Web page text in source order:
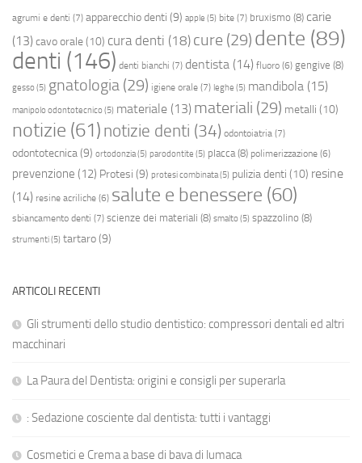
agrumi e denti (7) apparecchio denti (9) apple (5) bite (7) bruxismo (8) carie
(13) cavo orale(10) cura denti (18) cure (29) dente (89)
denti (146) denti bianchi (7) dentista (14) fluoro (6) gengive (8)
gesso(5) gnatologia (29) igiene orale (7) leghe (5) mandibola (15)
manipolo odontotecnico(5) materiale (13) materiali (29) metalli (10)
notizie (61) notizie denti (34) odontoiatria (7)
odontotecnica (9) ortodonzia(5) parodontite (5) placca(8) polimerizzazione (6)
prevenzione (12) Protesi (9) protesi combinata(5) pulizia denti (10) resine
(14) resine acriliche (6) salute e benessere (60)
sbiancamento denti (7) scienze dei materiali (8) smalto(5) spazzolino (8)
strumenti(5) tartaro(9)
ARTICOLI RECENTI
Gli strumenti dello studio dentistico: compressori dentali ed altri
macchinari
La Paura del Dentista: origini e consigli per superarla
: Sedazione cosciente dal dentista: tutti i vantaggi
Cosmetici e Crema a base di bava di lumaca